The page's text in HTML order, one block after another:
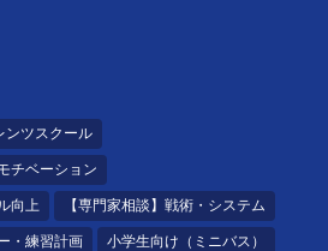
ンツスクール
チベーション
向上 【専門家相談】戦術・システム
・練習計画 小学生向け（ミニバス）